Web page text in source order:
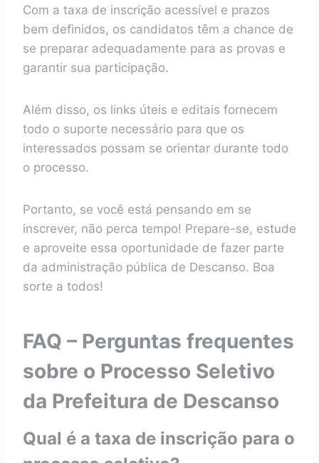
Com a taxa de inscrição acessível e prazos
bem definidos, os candidatos têm a chance de
se preparar adequadamente para as provas e
garantir sua participação.
Além disso, os links úteis e editais fornecem
todo o suporte necessário para que os
interessados possam se orientar durante todo
o processo.
Portanto, se você está pensando em se
inscrever, não perca tempo! Prepare-se, estude
e aproveite essa oportunidade de fazer parte
da administração pública de Descanso. Boa
sorte a todos!
FAQ – Perguntas frequentes
sobre o Processo Seletivo
da Prefeitura de Descanso
Qual é a taxa de inscrição para o